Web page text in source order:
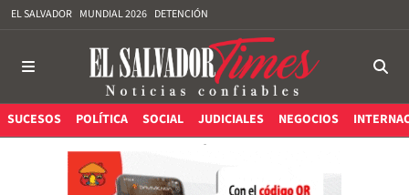
EL SALVADOR MUNDIAL 2026 DETENCIÓN
SUCESOS POLÍTICA SOCIAL JUDICIALES NEGOCIOS